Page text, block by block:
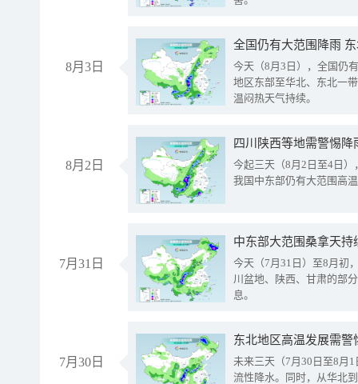
8月3日
全国仍有大范围降雨
今天（8月3日），全国仍
地区东部至华北、东北一
温闷热天气持续。
8月2日
今起三天（8月2日至4日
我国中东部仍有大范围高
7月31日
中东部大范围桑拿天
今天（7月31日）至8月初
川盆地、陕西、甘肃的部
息。
7月30日
东北地区高温发展需
未来三天（7月30日至8月
流性降水。同时，从华北